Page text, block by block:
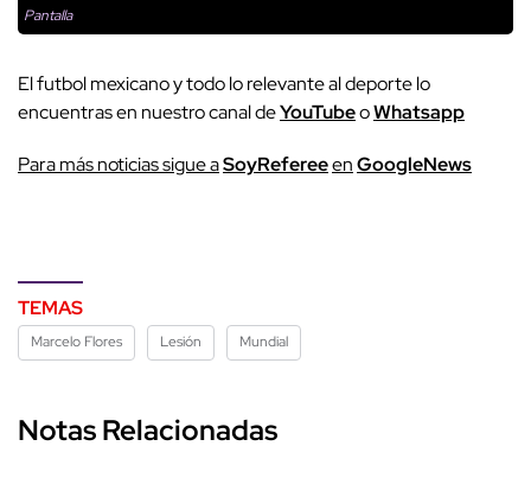
Pantalla
El futbol mexicano y todo lo relevante al deporte lo
encuentras en nuestro canal deYouTubeoWhatsapp
Para más noticias sigue aSoyRefereeenGoogleNews
TEMAS
Marcelo Flores Lesión Mundial
Notas Relacionadas